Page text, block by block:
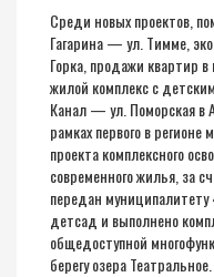
Среди новых проектов,
Гагарина — ул. Тимме,
Горка, продажи квартир
жилой комплекс с
Канал — ул. Поморская в
рамках первого в
проекта комплексного
современного жилья, за
передан
детсад и выполнено
общедоступной
берегу озера Театральное.